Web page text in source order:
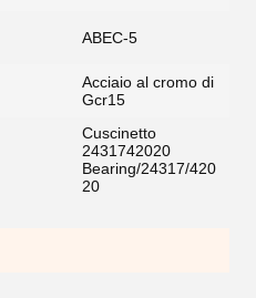
ABEC-5
Acciaio al cromo di
Gcr15
Cuscinetto
2431742020
Bearing/24317/420
20